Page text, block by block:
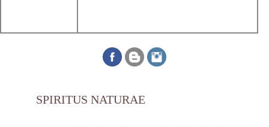
SPIRITUS NATURAE